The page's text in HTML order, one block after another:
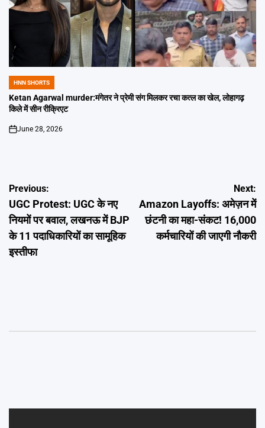
POSTED
IN
HNN SHORTS
Ketan Agarwal murder:मंगेतर ने प्रेमी संग मिलकर रचा कत्ल का खेल, लोहागढ़
किले में सीन रीक्रिएट
on
June 28, 2026
Post
navigation
Previous:
UGC Protest: UGC के नए
नियमों पर बवाल, लखनऊ में BJP
के 11 पदाधिकारियों का सामूहिक
इस्तीफा
Next:
Amazon Layoffs: अमेज़न में
छंटनी का महा-संकट! 16,000
कर्मचारियों की जाएगी नौकरी